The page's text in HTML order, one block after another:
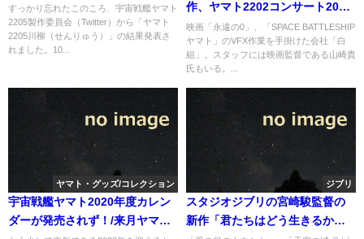
すっかり忘れたこのころ、宇宙戦艦ヤマト
2205製作委員会（Twitter）から「ヤマト
2205川柳（せんりゅう）」の結果発表さ
れました。10...
作、ヤマト2202コンサート2019
サイト更新、ヤマトデザイン誕
生追加話
映画「永遠の0」、「SPACE BATTLESHIP
ヤマト」のVFX作業を手掛けた会社「白
組」。スタッフには映画監督である山崎貴
氏もいる。...
ヤマト・グッズ/コレクション
宇宙戦艦ヤマト2020年度カレン
ダーが発売されず！/来月ヤマト
ジブリ
スタジオジブリの宮崎駿監督の
新作「君たちはどう生きるか」